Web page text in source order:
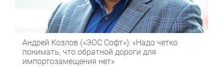
Андрей Козлов («ЭОС Софт»): «Надо четко
понимать, что обратной дороги для
импортозамещения нет»